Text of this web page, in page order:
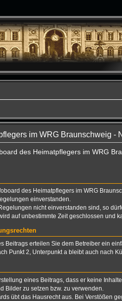
im WRG Braunschweig -
des Heimatpflegers im WRG
des Heimatpflegers im WRG
einverstanden.
nicht einverstanden sind, so
auf unbestimmte Zeit geschlossen und
Beitrags erteilen Sie dem Betreiber ein
Punkt 2, Unterpunkt a bleibt auch nach
eines Beitrags, dass er keine
Bilder zu setzen bzw. zu verwenden.
übt das Hausrecht aus. Bei Verstößen